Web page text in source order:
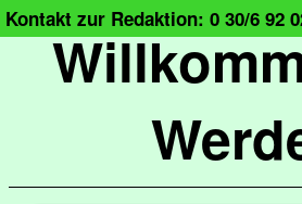
Kontakt zur Redaktion: 0 30/6 92